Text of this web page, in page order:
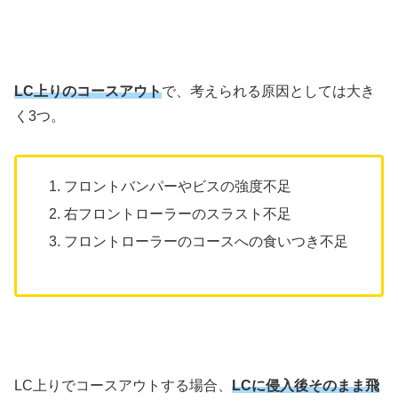
LC上りのコースアウトで、考えられる原因としては大き
く3つ。
フロントバンパーやビスの強度不足
右フロントローラーのスラスト不足
フロントローラーのコースへの食いつき不足
LC上りでコースアウトする場合、 LCに侵入後そのまま飛